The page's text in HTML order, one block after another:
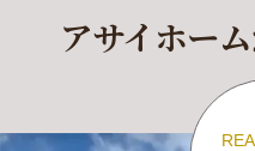
休業期間中に頂きま
2026年5月7日(木)以降
アサイホー